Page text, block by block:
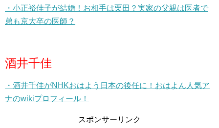
・小正裕佳子が結婚！お相手は栗田？実家の父親は医者で
弟も京大卒の医師？
酒井千佳
・酒井千佳がNHKおはよう日本の後任に！おはよん人気ア
ナのwikiプロフィール！
スポンサーリンク